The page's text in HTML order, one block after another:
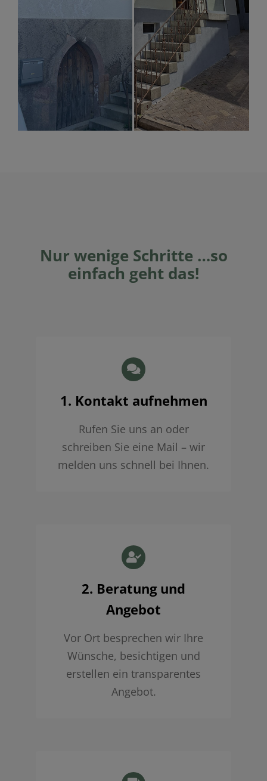
Nur wenige Schritte …so
einfach geht das!
1. Kontakt aufnehmen
Rufen Sie uns an oder
schreiben Sie eine Mail – wir
melden uns schnell bei Ihnen.
2. Beratung und
Angebot
Vor Ort besprechen wir Ihre
Wünsche, besichtigen und
erstellen ein transparentes
Angebot.